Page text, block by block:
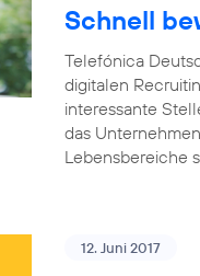
Schnell
Telefónica
digitalen
interessante
das
Lebensbereiche
12. Juni 2017